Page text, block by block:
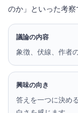
のか」といった考察
議論の内容
象徴、伏線、作者
興味の向き
答えを一つに決め